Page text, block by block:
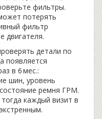
фильтры.
потерять
фильтр
двигателя.
детали по
появляется
в 6 мес.:
шин, уровень
ремня ГРМ.
каждый визит в